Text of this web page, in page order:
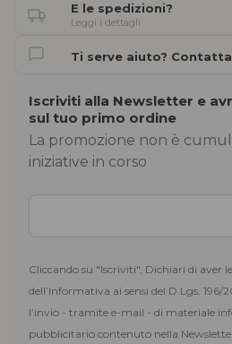
E le spedizioni?
Leggi i dettagli
Ti serve aiuto?
Iscriviti alla Newsletter e
sul tuo primo ordine
La promozione non è
iniziative in corso
Cliccando su "Iscriviti", Dichiari di aver
dell’Informativa ai sensi del D.Lgs. 196/
l’invio - tramite e-mail - di materiale
pubblicitario contenuto nella